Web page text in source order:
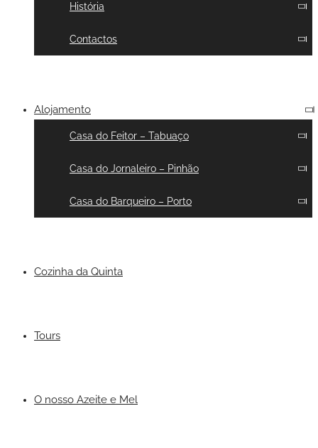
História
Contactos
Alojamento
Casa do Feitor – Tabuaço
Casa do Jornaleiro – Pinhão
Casa do Barqueiro – Porto
Cozinha da Quinta
Tours
O nosso Azeite e Mel